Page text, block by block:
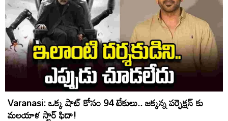
Varanasi: ఒక్క‌ షాట్ కోసం 94 టేకులు.. జక్కన్న పర్ఫెక్షన్ కు
మలయాళ స్టార్ ఫిదా!